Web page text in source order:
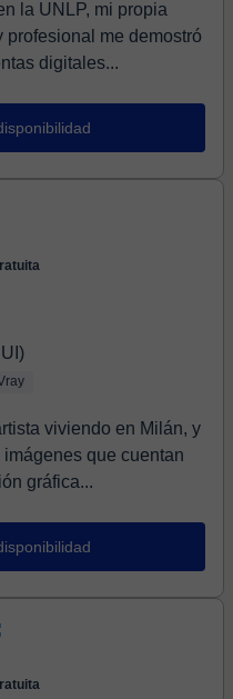
la UNLP, mi propia
me demostró
digitales...
que cuentan
gráfica...